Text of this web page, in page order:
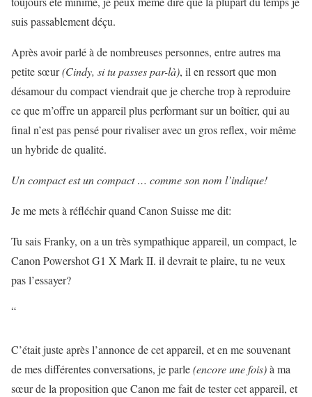
suis passablement déçu.
Après avoir parlé à de nombreuses personnes, entre autres ma
petite sœur(Cindy, si tu passes par-là), il en ressort que mon
désamour du compact viendrait que je cherche trop à reproduire
ce que m’offre un appareil plus performant sur un boîtier, qui au
final n’est pas pensé pour rivaliser avec un gros reflex, voir même
un hybride de qualité.
Un compact est un compact … comme son nom l’indique!
Je me mets à réfléchir quand Canon Suisse me dit:
Tu sais Franky, on a un très sympathique appareil, un compact, le
Canon Powershot G1 X Mark II. il devrait te plaire, tu ne veux
pas l’essayer?
“
C’était juste après l’annonce de cet appareil, et en me souvenant
de mes différentes conversations, je parle(encore une fois)à ma
sœur de la proposition que Canon me fait de tester cet appareil, et